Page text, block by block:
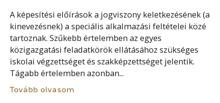
A képesítési előírások a jogviszony keletkezésének (a
kinevezésnek) a speciális alkalmazási feltételei közé
tartoznak. Szűkebb értelemben az egyes
közigazgatási feladatkörök ellátásához szükséges
iskolai végzettséget és szakképzettséget jelentik.
Tágabb értelemben azonban...
Tovább olvasom